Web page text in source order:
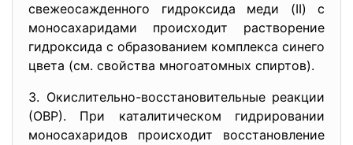
свежеосажденного гидроксида меди (II) с
моносахаридами происходит растворение
гидроксида с образованием комплекса синего
цвета (см. свойства многоатомных спиртов).
3. Окислительно-восстановительные реакции
(ОВР). При каталитическом гидрировании
моносахаридов происходит восстановление